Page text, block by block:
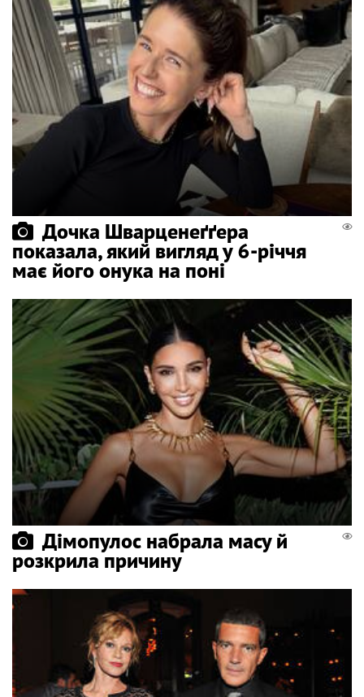
Дочка Шварценеґґера
показала, який вигляд у 6-річчя
має його онука на поні
Дімопулос набрала масу й
розкрила причину